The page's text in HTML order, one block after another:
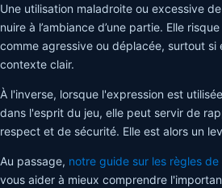
Une utilisation maladroite ou excessive
nuire à l’ambiance d’une partie. Elle
comme agressive ou déplacée, surtout si
contexte clair.
À l'inverse, lorsque l'expression est
dans l'esprit du jeu, elle peut servir de
respect et de sécurité. Elle est alors un
Au passage, notre guide sur les règles
vous aider à mieux comprendre